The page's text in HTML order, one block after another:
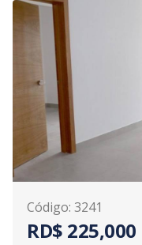
Código: 3241
RD$ 225,000